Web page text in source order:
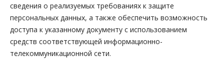
сведения о реализуемых требованиях к защите
персональных данных, а также обеспечить возможность
доступа к указанному документу с использованием
средств соответствующей информационно-
телекоммуникационной сети.